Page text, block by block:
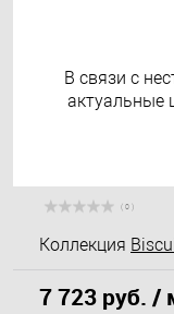
( 0 )
Коллекция
7 723 руб. /
В связи с
актуальные